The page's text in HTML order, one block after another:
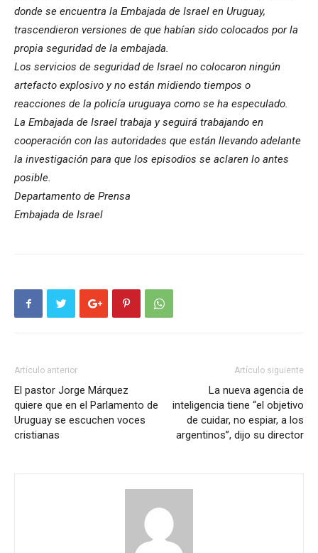
donde se encuentra la Embajada de Israel en Uruguay,
trascendieron versiones de que habían sido colocados por la
propia seguridad de la embajada.
Los servicios de seguridad de Israel no colocaron ningún
artefacto explosivo y no están midiendo tiempos o
reacciones de la policía uruguaya como se ha especulado.
La Embajada de Israel trabaja y seguirá trabajando en
cooperación con las autoridades que están llevando adelante
la investigación para que los episodios se aclaren lo antes
posible.
Departamento de Prensa
Embajada de Israel
Artículo anterior
El pastor Jorge Márquez
quiere que en el Parlamento de
Uruguay se escuchen voces
cristianas
Artículo siguiente
La nueva agencia de
inteligencia tiene “el objetivo
de cuidar, no espiar, a los
argentinos”, dijo su director